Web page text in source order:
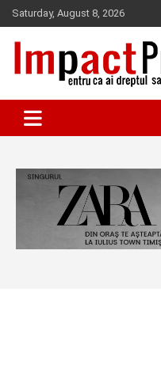
Skip
to
content
Saturday, August 8, 2026